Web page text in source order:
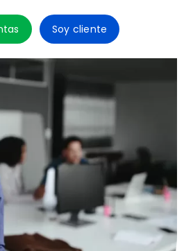
Soy cliente